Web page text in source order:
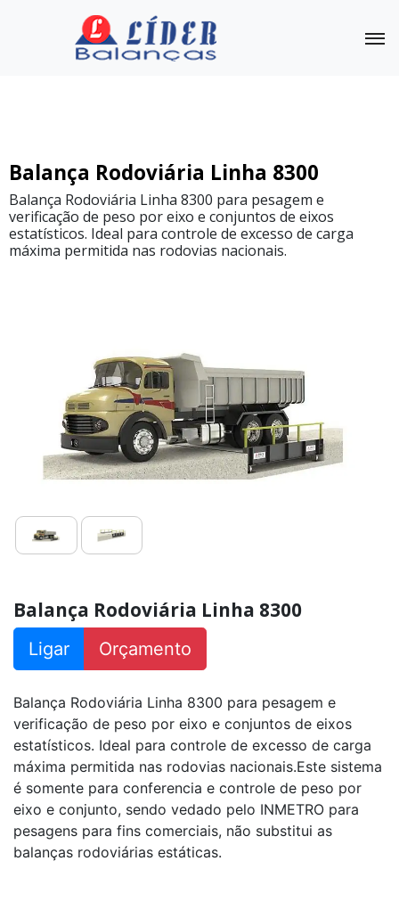
Balança Rodoviária Linha 8300
Balança Rodoviária Linha 8300 para pesagem e
verificação de peso por eixo e conjuntos de eixos
estatísticos. Ideal para controle de excesso de carga
máxima permitida nas rodovias nacionais.
Balança Rodoviária Linha 8300
Ligar Orçamento
Balança Rodoviária Linha 8300 para pesagem e
verificação de peso por eixo e conjuntos de eixos
estatísticos. Ideal para controle de excesso de carga
máxima permitida nas rodovias nacionais.Este sistema
é somente para conferencia e controle de peso por
eixo e conjunto, sendo vedado pelo INMETRO para
pesagens para fins comerciais, não substitui as
balanças rodoviárias estáticas.
Linha
Completa
Balança
Rodoviária
Linha
8500
rodoviária
linha
9500
prática
Balança
Rodoviária
Balança
Rodoviária
Balança
Rodoviária
8200
Rodoviária
Linha
8100
Móvel
Balança
para
Caçamba
GT
300